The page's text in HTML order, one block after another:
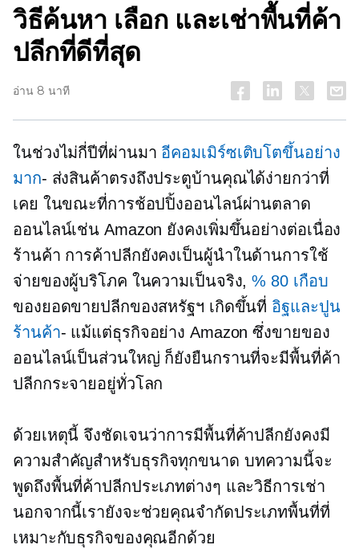
วิธีค้นหา เลือก และเช่าพื้นที่ค้า
ปลีกที่ดีที่สุด
อ่าน 8 นาที
ในช่วงไม่กี่ปีที่ผ่านมา อีคอมเมิร์ซเติบโตขึ้นอย่าง
มาก- ส่งสินค้าตรงถึงประตูบ้านคุณได้ง่ายกว่าที่
เคย ในขณะที่การช้อปปิ้งออนไลน์ผ่านตลาด
ออนไลน์เช่น Amazon ยังคงเพิ่มขึ้นอย่างต่อเนื่อง
ร้านค้า การค้าปลีกยังคงเป็นผู้นำในด้านการใช้
จ่ายของผู้บริโภค ในความเป็นจริง,% 80 เกือบ
ของยอดขายปลีกของสหรัฐฯ เกิดขึ้นที่ อิฐและปูน
ร้านค้า- แม้แต่ธุรกิจอย่าง Amazon ซึ่งขายของ
ออนไลน์เป็นส่วนใหญ่ ก็ยังยืนกรานที่จะมีพื้นที่ค้า
ปลีกกระจายอยู่ทั่วโลก
ด้วยเหตุนี้ จึงชัดเจนว่าการมีพื้นที่ค้าปลีกยังคงมี
ความสำคัญสำหรับธุรกิจทุกขนาด บทความนี้จะ
พูดถึงพื้นที่ค้าปลีกประเภทต่างๆ และวิธีการเช่า
นอกจากนี้เรายังจะช่วยคุณจำกัดประเภทพื้นที่ที่
เหมาะกับธุรกิจของคุณอีกด้วย